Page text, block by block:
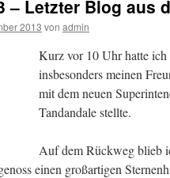
– Letzter Blog aus
2013 von admin
Kurz vor 10 Uhr hatte ich
insbesonders meinen
mit dem neuen
Tandandale stellte.
Auf dem Rückweg blieb
einen großartigen